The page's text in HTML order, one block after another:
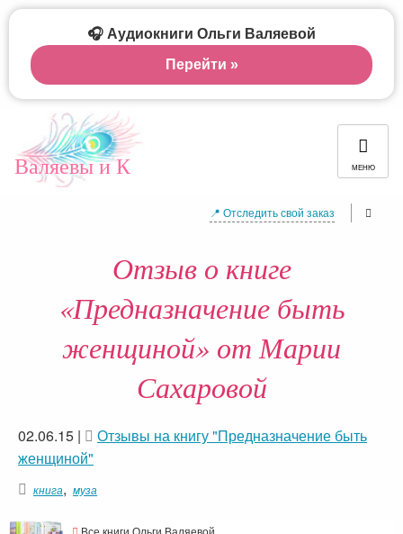
Валяевы и К МЕНЮ
📍 Отследить свой заказ
Отзыв о книге
«Предназначение быть
женщиной» от Марии
Сахаровой
02.06.15 |
Отзывы на книгу "Предназначение быть
женщиной"
книга, муза
Все книги Ольги Валяевой
🎧 Аудиокниги Ольги Валяевой
Перейти »